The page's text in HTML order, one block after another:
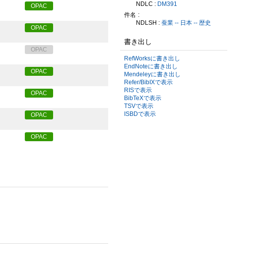
OPAC
OPAC
OPAC
OPAC
OPAC
OPAC
OPAC
NDLC : DM391
件名
NDLSH : 蚕業 -- 日本 -- 歴史
書き出し
RefWorksに書き出し
EndNoteに書き出し
Mendeleyに書き出し
Refer/BibIXで表示
RISで表示
BibTeXで表示
TSVで表示
ISBDで表示